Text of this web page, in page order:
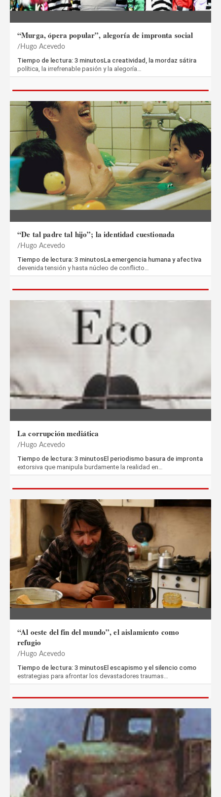
“Murga, ópera popular”, alegoría de impronta social
Hugo Acevedo
Tiempo de lectura: 3 minutosLa creatividad, la mordaz sátira
política, la irrefrenable pasión y la alegoría…
“De tal padre tal hijo”; la identidad cuestionada
Hugo Acevedo
Tiempo de lectura: 3 minutosLa emergencia humana y afectiva
devenida tensión y hasta núcleo de conflicto…
La corrupción mediática
Hugo Acevedo
Tiempo de lectura: 3 minutosEl periodismo basura de impronta
extorsiva que manipula burdamente la realidad en…
“Al oeste del fin del mundo”, el aislamiento como
refugio
Hugo Acevedo
Tiempo de lectura: 3 minutosEl escapismo y el silencio como
estrategias para afrontar los devastadores traumas…